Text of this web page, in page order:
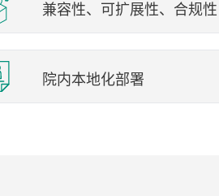
兼容性、可扩展性、合规性
院内本地化部署